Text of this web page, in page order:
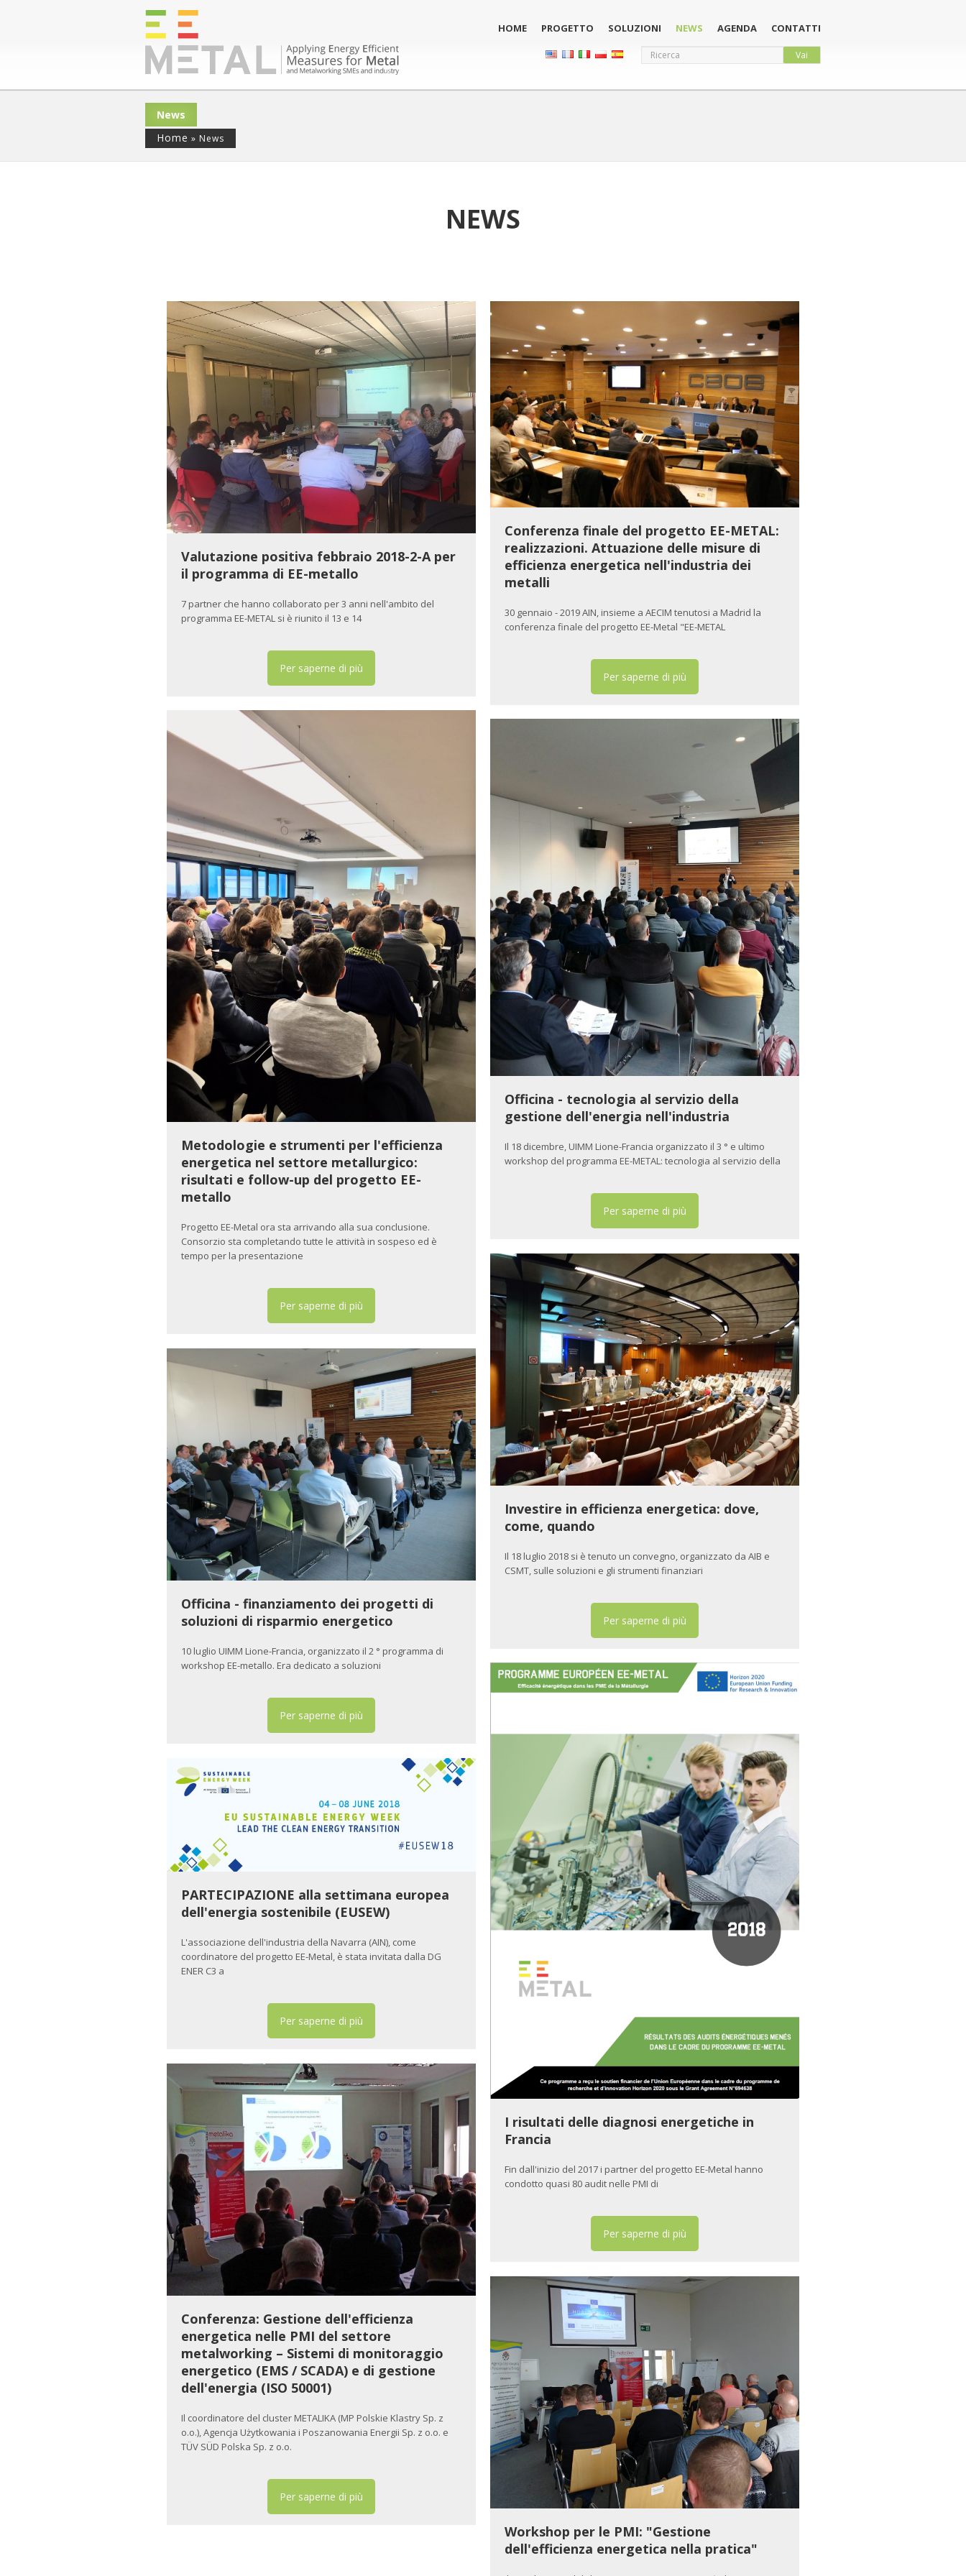
HOME PROGETTO SOLUZIONI NEWS AGENDA CONTATTI
News
Home » News
NEWS
Valutazione positiva febbraio 2018-2-A per
il programma di EE-metallo
7 partner che hanno collaborato per 3 anni nell'ambito del
programma EE-METAL si è riunito il 13 e 14
Per saperne di più
Conferenza finale del progetto EE-METAL:
realizzazioni. Attuazione delle misure di
efficienza energetica nell'industria dei
metalli
30 gennaio - 2019 AIN, insieme a AECIM tenutosi a Madrid la
conferenza finale del progetto EE-Metal "EE-METAL
Per saperne di più
Metodologie e strumenti per l'efficienza
energetica nel settore metallurgico:
risultati e follow-up del progetto EE-
metallo
Progetto EE-Metal ora sta arrivando alla sua conclusione.
Consorzio sta completando tutte le attività in sospeso ed è
tempo per la presentazione
Per saperne di più
Officina - tecnologia al servizio della
gestione dell'energia nell'industria
Il 18 dicembre, UIMM Lione-Francia organizzato il 3 ° e ultimo
workshop del programma EE-METAL: tecnologia al servizio della
Per saperne di più
Investire in efficienza energetica: dove,
come, quando
Il 18 luglio 2018 si è tenuto un convegno, organizzato da AIB e
CSMT, sulle soluzioni e gli strumenti finanziari
Per saperne di più
Officina - finanziamento dei progetti di
soluzioni di risparmio energetico
10 luglio UIMM Lione-Francia, organizzato il 2 ° programma di
workshop EE-metallo. Era dedicato a soluzioni
Per saperne di più
I risultati delle diagnosi energetiche in
Francia
Fin dall'inizio del 2017 i partner del progetto EE-Metal hanno
condotto quasi 80 audit nelle PMI di
Per saperne di più
PARTECIPAZIONE alla settimana europea
dell'energia sostenibile (EUSEW)
L'associazione dell'industria della Navarra (AIN), come
coordinatore del progetto EE-Metal, è stata invitata dalla DG
ENER C3 a
Per saperne di più
Conferenza: Gestione dell'efficienza
energetica nelle PMI del settore
metalworking – Sistemi di monitoraggio
energetico (EMS / SCADA) e di gestione
dell'energia (ISO 50001)
Il coordinatore del cluster METALIKA (MP Polskie Klastry Sp. z
o.o.), Agencja Użytkowania i Poszanowania Energii Sp. z o.o. e
TÜV SÜD Polska Sp. z o.o.
Per saperne di più
Workshop per le PMI: "Gestione
dell'efficienza energetica nella pratica"